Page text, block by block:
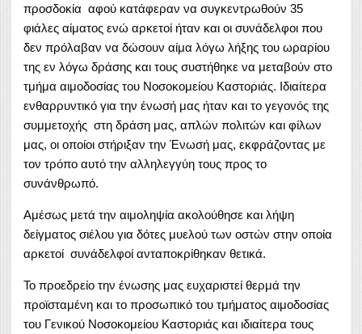
προσδοκία αφού κατάφεραν να συγκεντρωθούν 35
φιάλες αίματος ενώ αρκετοί ήταν και οι συνάδελφοι που
δεν πρόλαβαν να δώσουν αίμα λόγω λήξης του ωραρίου
της εν λόγω δράσης και τους συστήθηκε να μεταβούν στο
τμήμα αιμοδοσίας του Νοσοκομείου Καστοριάς. Ιδιαίτερα
ενθαρρυντικό για την ένωσή μας ήταν και το γεγονός της
συμμετοχής στη δράση μας, απλών πολιτών και φίλων
μας, οι οποίοι στήριξαν την Ένωσή μας, εκφράζοντας με
τον τρόπο αυτό την αλληλεγγύη τους προς το
συνάνθρωπό.
Αμέσως μετά την αιμοληψία ακολούθησε και λήψη
δείγματος σιέλου για δότες μυελού των οστών στην οποία
αρκετοί συνάδελφοί ανταποκρίθηκαν θετικά.
Το προεδρείο την ένωσης μας ευχαριστεί θερμά την
προϊσταμένη και το προσωπικό του τμήματος αιμοδοσίας
του Γενικού Νοσοκομείου Καστοριάς και ιδιαίτερα τους